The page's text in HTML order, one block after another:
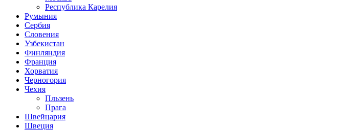
Республика Карелия
Румыния
Сербия
Словения
Узбекистан
Финляндия
Франция
Хорватия
Черногория
Чехия
Пльзень
Прага
Швейцария
Швеция